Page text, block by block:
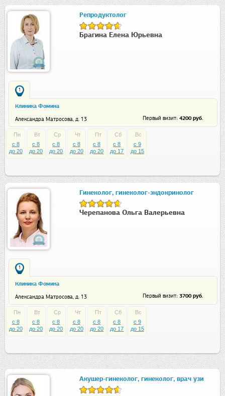
Репродуктолог
Брагина Елена Юрьевна
1
Клиника Фомина
Александра Матросова, д. 13 Первый визит: 4200 руб.
Пн
c 8
до 20
Вт
c 8
до 20
Ср
c 8
до 20
Чт
c 8
до 20
Пт
c 8
до 20
Сб
c 8
до 17
Вс
c 9
до 15
Гинеколог, гинеколог-эндокринолог
Черепанова Ольга Валерьевна
1
Клиника Фомина
Александра Матросова, д. 13 Первый визит: 3700 руб.
Пн
c 8
до 20
Вт
c 8
до 20
Ср
c 8
до 20
Чт
c 8
до 20
Пт
c 8
до 20
Сб
c 8
до 17
Вс
c 9
до 15
Акушер-гинеколог, гинеколог, врач узи